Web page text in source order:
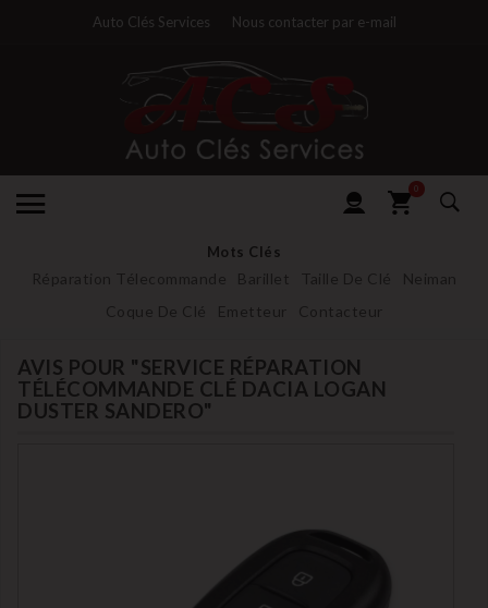
Auto Clés Services Nous contacter par e-mail
0
Mots Clés
Réparation Télecommande Barillet Taille De Clé
Neiman
Coque De Clé
Emetteur Contacteur
AVIS POUR "SERVICE RÉPARATION
TÉLÉCOMMANDE CLÉ DACIA LOGAN
DUSTER SANDERO"